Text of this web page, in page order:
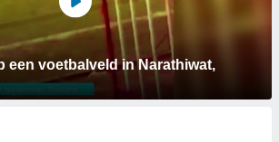
een voetbalveld in Narathiwat,